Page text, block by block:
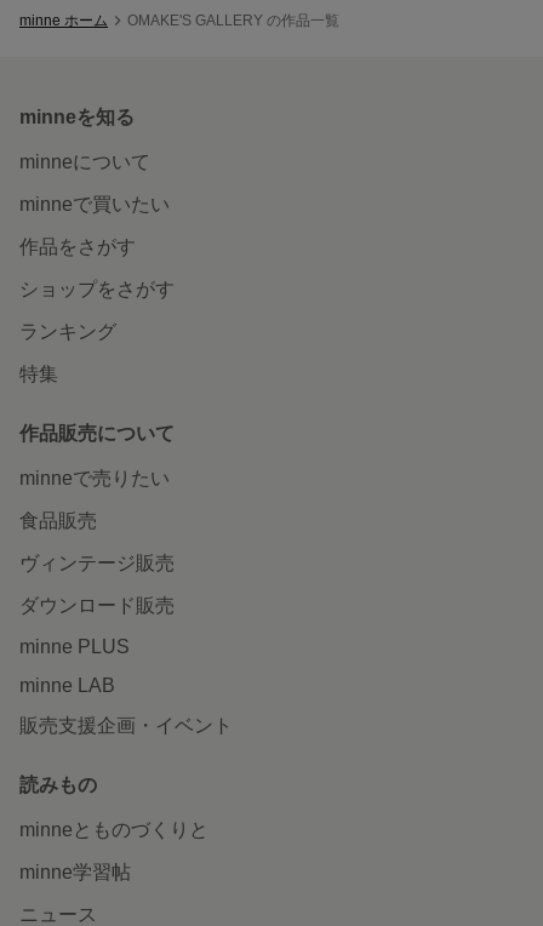
minne ホーム OMAKE'S GALLERY の作品一覧
minneを知る
minneについて
minneで買いたい
作品をさがす
ショップをさがす
ランキング
特集
作品販売について
minneで売りたい
食品販売
ヴィンテージ販売
ダウンロード販売
minne PLUS
minne LAB
販売支援企画・イベント
読みもの
minneとものづくりと
minne学習帖
ニュース